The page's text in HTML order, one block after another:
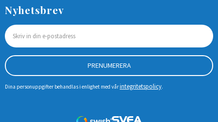
Nyhetsbrev
PRENUMERERA
Dina personuppgifter behandlas i enlighet med vårintegritetspolicy.